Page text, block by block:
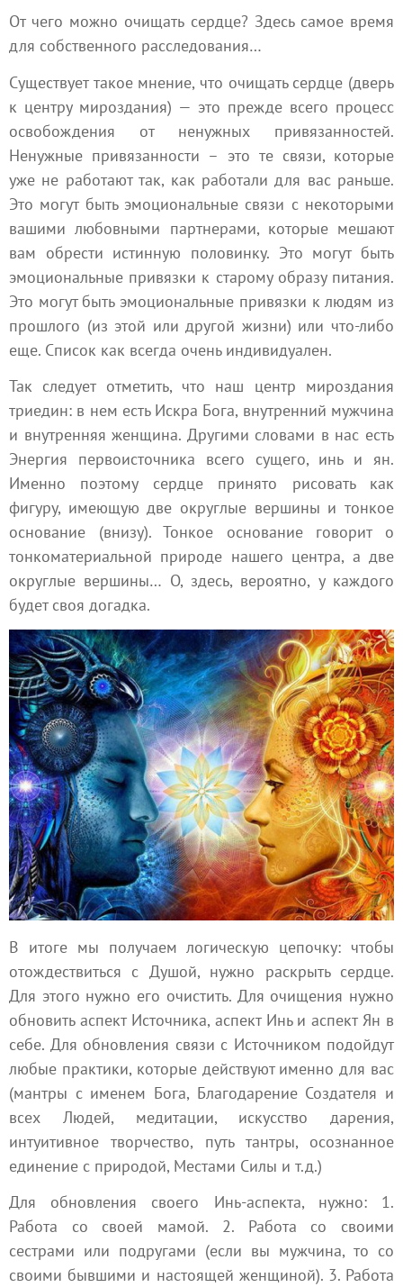
От чего можно очищать сердце? Здесь самое время
для собственного расследования…
Существует такое мнение, что очищать сердце (дверь
к центру мироздания) — это прежде всего процесс
освобождения от ненужных привязанностей.
Ненужные привязанности – это те связи, которые
уже не работают так, как работали для вас раньше.
Это могут быть эмоциональные связи с некоторыми
вашими любовными партнерами, которые мешают
вам обрести истинную половинку. Это могут быть
эмоциональные привязки к старому образу питания.
Это могут быть эмоциональные привязки к людям из
прошлого (из этой или другой жизни) или что-либо
еще. Список как всегда очень индивидуален.
Так следует отметить, что наш центр мироздания
триедин: в нем есть Искра Бога, внутренний мужчина
и внутренняя женщина. Другими словами в нас есть
Энергия первоисточника всего сущего, инь и ян.
Именно поэтому сердце принято рисовать как
фигуру, имеющую две округлые вершины и тонкое
основание (внизу). Тонкое основание говорит о
тонкоматериальной природе нашего центра, а две
округлые вершины… О, здесь, вероятно, у каждого
будет своя догадка.
В итоге мы получаем логическую цепочку: чтобы
отождествиться с Душой, нужно раскрыть сердце.
Для этого нужно его очистить. Для очищения нужно
обновить аспект Источника, аспект Инь и аспект Ян в
себе. Для обновления связи с Источником подойдут
любые практики, которые действуют именно для вас
(мантры с именем Бога, Благодарение Создателя и
всех Людей, медитации, искусство дарения,
интуитивноетворчество, путь тантры, осознанное
единение с природой, Местами Силы и т.д.)
Для обновления своего Инь-аспекта, нужно: 1.
Работа со своей мамой. 2. Работа со своими
сестрами или подругами (если вы мужчина, то со
своими бывшими и настоящей женщиной). 3. Работа